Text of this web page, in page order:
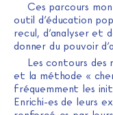
Ces parcours
outil d’éducation
recul, d’analyser et
donner du pouvoir
Les contours des
et la méthode «
fréquemment les
Enrichi-es de leurs